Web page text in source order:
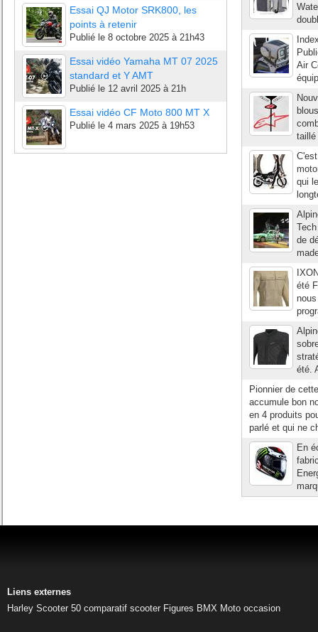
Essai QJ Motor SRK800, les
points à retenir
Publié le 8 octobre 2025 à 21h43
Essai vidéo Yamaha MT 07 2025
standard et Y AMT
Publié le 12 avril 2025 à 21h
Essai vidéo CF Moto 800 MT X
Publié le 4 mars 2025 à 19h53
Air
taillé
qui
de
été
été.
Pionnier de
accumule bon
en 4 produits
parlé et qui ne
En
Liens externes
Harley Scooter 50 comparatif scooter Figures BMX Moto occasion